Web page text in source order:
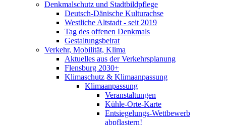
Denkmalschutz und Stadtbildpflege
Deutsch-Dänische Kulturachse
Westliche Altstadt - seit 2019
Tag des offenen Denkmals
Gestaltungsbeirat
Verkehr, Mobilität, Klima
Aktuelles aus der Verkehrsplanung
Flensburg 2030+
Klimaschutz & Klimaanpassung
Klimaanpassung
Veranstaltungen
Kühle-Orte-Karte
Entsiegelungs-Wettbewerb
abpflastern!